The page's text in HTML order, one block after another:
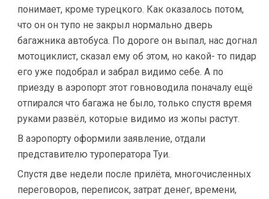
понимает, кроме турецкого. Как оказалось потом,
что он он тупо не закрыл нормально дверь
багажника автобуса. По дороге он выпал, нас догнал
мотоциклист, сказал ему об этом, но какой- то пидар
его уже подобрал и забрал видимо себе. А по
приезду в аэропорт этот говноводила поначалу ещё
отпирался что багажа не было, только спустя время
руками развёл, которые видимо из жопы растут.
В аэропорту оформили заявление, отдали
представителю туроператора Туи.
Спустя две недели после прилёта, многочисленных
переговоров, переписок, затрат денег, времени,